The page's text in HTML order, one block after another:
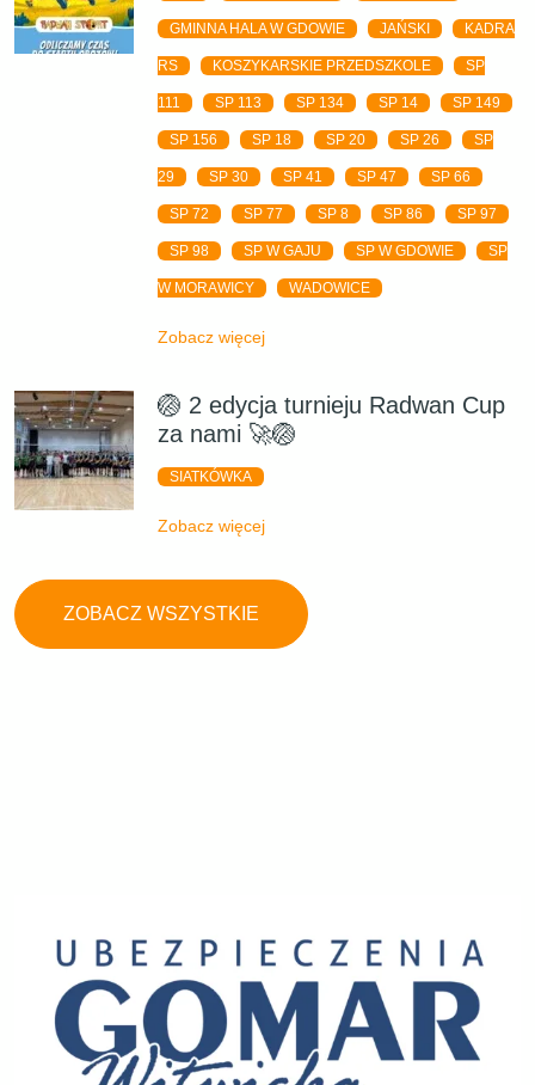
GMINNA HALA W GDOWIE JAŃSKI KADRA
RS KOSZYKARSKIE PRZEDSZKOLE SP
111 SP 113 SP 134 SP 14 SP 149
SP 156 SP 18 SP 20 SP 26 SP
29 SP 30 SP 41 SP 47 SP 66
SP 72 SP 77 SP 8 SP 86 SP 97
SP 98 SP W GAJU SP W GDOWIE SP
W MORAWICY WADOWICE
Zobacz więcej
🏐 2 edycja turnieju Radwan Cup
za nami 🚀🏐
SIATKÓWKA
Zobacz więcej
ZOBACZ WSZYSTKIE